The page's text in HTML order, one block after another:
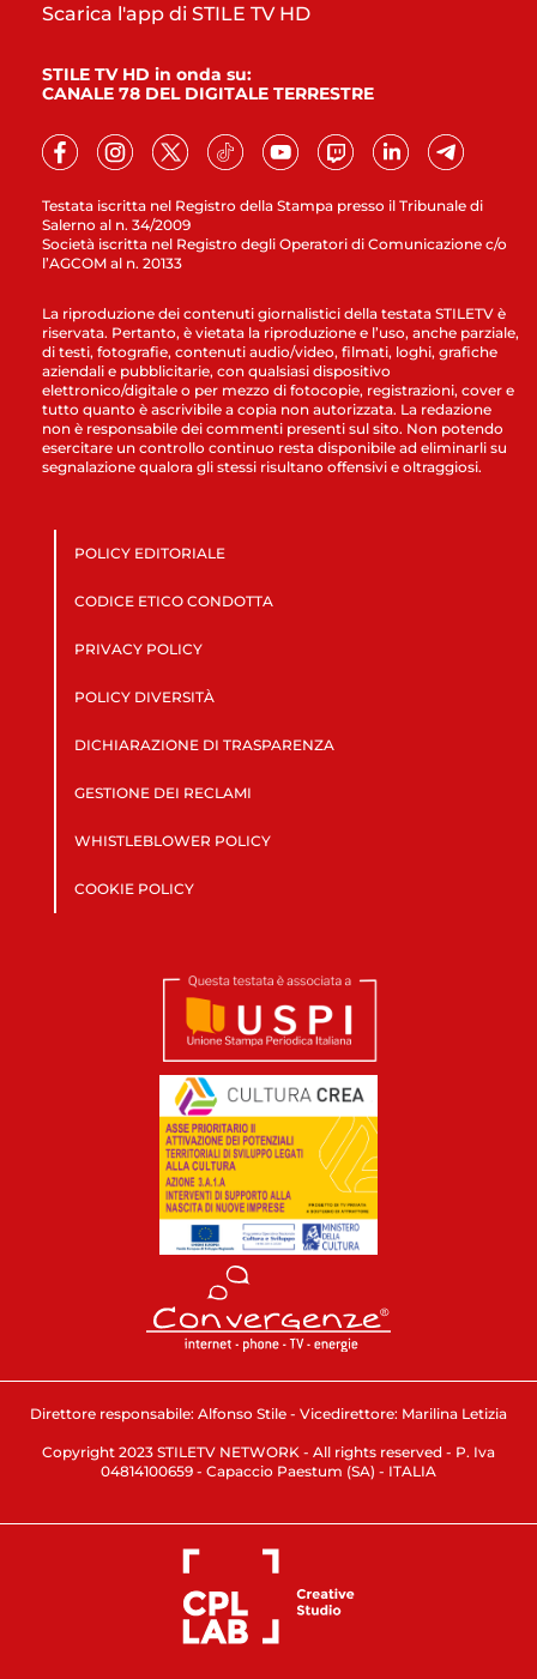
Testata iscritta nel Registro della Stampa presso il Tribunale di
Salerno al n. 34/2009
Società iscritta nel Registro degli Operatori di Comunicazione c/o
l’AGCOM al n. 20133
Scarica l'app di STILE TV HD
STILE TV HD in onda su:
CANALE 78 DEL DIGITALE TERRESTRE
La riproduzione dei contenuti giornalistici della testata STILETV è
riservata. Pertanto, è vietata la riproduzione e l’uso, anche parziale,
di testi, fotografie, contenuti audio/video, filmati, loghi, grafiche
aziendali e pubblicitarie, con qualsiasi dispositivo
elettronico/digitale o per mezzo di fotocopie, registrazioni, cover e
tutto quanto è ascrivibile a copia non autorizzata. La redazione
non è responsabile dei commenti presenti sul sito. Non potendo
esercitare un controllo continuo resta disponibile ad eliminarli su
segnalazione qualora gli stessi risultano offensivi e oltraggiosi.
POLICY EDITORIALE
CODICE ETICO CONDOTTA
PRIVACY POLICY
POLICY DIVERSITÀ
DICHIARAZIONE DI TRASPARENZA
GESTIONE DEI RECLAMI
WHISTLEBLOWER POLICY
COOKIE POLICY
Direttore responsabile: Alfonso Stile - Vicedirettore: Marilina Letizia
Copyright 2023 STILETV NETWORK - All rights reserved - P. Iva
04814100659 - Capaccio Paestum (SA) - ITALIA